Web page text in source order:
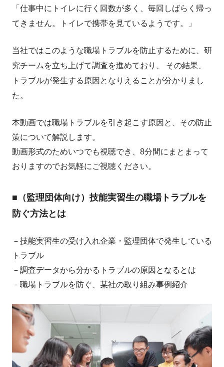
「仕事中にトイレに行く回数が多く、毎回しばらく帰っ
てきません。トイレで携帯を見ているようです。」
当社ではこのような職場トラブルを防止するために、研
究チームを立ち上げて調査を進めており、 その結果、
トラブルが発生する原因となりえることが分かりまし
た。
本動画では職場トラブルを引き起こす原因と、その防止
策について解説します。
動画形式のためいつでも視聴でき、8分間にまとまって
おりますのでお気軽にご視聴ください。
■（監理団体向け）技能実習生の職場トラブルを
防ぐ方法とは
－技能実習生の受け入れ企業・監理団体で発生している
トラブル
－調査データから分かるトラブルの原因となるとは
－職場トラブルを防ぐ、某社の取り組み事例紹介